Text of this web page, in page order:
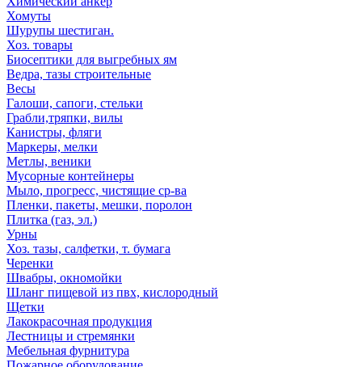
Хомуты
Шурупы шестиган.
Хоз. товары
Биосептики для выгребных ям
Ведра, тазы строительные
Весы
Галоши, сапоги, стельки
Грабли,тряпки, вилы
Канистры, фляги
Маркеры, мелки
Метлы, веники
Мусорные контейнеры
Мыло, прогресс, чистящие ср-ва
Пленки, пакеты, мешки, поролон
Плитка (газ, эл.)
Урны
Хоз. тазы, салфетки, т. бумага
Черенки
Швабры, окномойки
Шланг пищевой из пвх, кислородный
Щетки
Лакокрасочная продукция
Лестницы и стремянки
Мебельная фурнитура